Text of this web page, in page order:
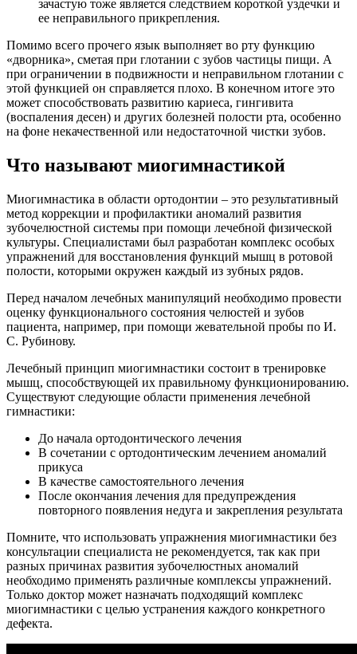
зачастую тоже является следствием короткой уздечки и
ее неправильного прикрепления.
Помимо всего прочего язык выполняет во рту функцию
«дворника», сметая при глотании с зубов частицы пищи. А
при ограничении в подвижности и неправильном глотании с
этой функцией он справляется плохо. В конечном итоге это
может способствовать развитию кариеса, гингивита
(воспаления десен) и других болезней полости рта, особенно
на фоне некачественной или недостаточной чистки зубов.
Что называют миогимнастикой
Миогимнастика в области ортодонтии – это результативный
метод коррекции и профилактики аномалий развития
зубочелюстной системы при помощи лечебной физической
культуры. Специалистами был разработан комплекс особых
упражнений для восстановления функций мышц в ротовой
полости, которыми окружен каждый из зубных рядов.
Перед началом лечебных манипуляций необходимо провести
оценку функционального состояния челюстей и зубов
пациента, например, при помощи жевательной пробы по И.
С. Рубинову.
Лечебный принцип миогимнастики состоит в тренировке
мышц, способствующей их правильному функционированию.
Существуют следующие области применения лечебной
гимнастики:
До начала ортодонтического лечения
В сочетании с ортодонтическим лечением аномалий
прикуса
В качестве самостоятельного лечения
После окончания лечения для предупреждения
повторного появления недуга и закрепления результата
Помните, что использовать упражнения миогимнастики без
консультации специалиста не рекомендуется, так как при
разных причинах развития зубочелюстных аномалий
необходимо применять различные комплексы упражнений.
Только доктор может назначать подходящий комплекс
миогимнастики с целью устранения каждого конкретного
дефекта.